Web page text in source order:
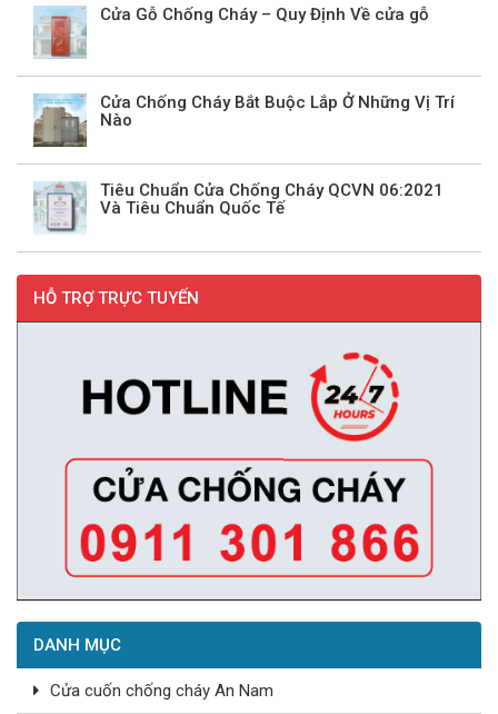
Cửa Gỗ Chống Cháy – Quy Định Về cửa gỗ
Cửa Chống Cháy Bắt Buộc Lắp Ở Những Vị Trí
Nào
Tiêu Chuẩn Cửa Chống Cháy QCVN 06:2021
Và Tiêu Chuẩn Quốc Tế
HỖ TRỢ TRỰC TUYẾN
DANH MỤC
Cửa cuốn chống cháy An Nam